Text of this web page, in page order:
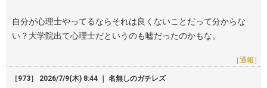
自分が心理士やってるならそれは良くないことだって分からな
い？大学院出て心理士だというのも嘘だったのかもな。
［通報］
［973］ 2026/7/9(木) 8:44 ｜ 名無しのガチレズ